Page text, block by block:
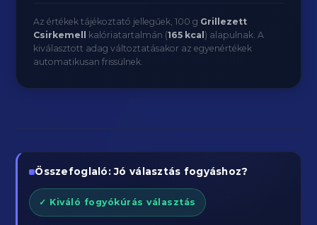
Az értékek tájékoztató jellegűek, 100 g Grillezett
Csirkemell
kalóriatartalmán (165 kcal ) alapulnak. A
kiválasztott adag változtatásakor az egyenértékek
automatikusan frissülnek.
Összefoglaló: Jó választás fogyáshoz?
✓ Kiváló fogyókúrás választás